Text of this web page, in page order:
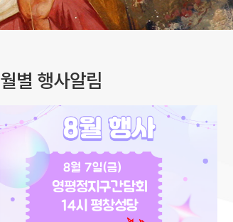
월별 행사알림